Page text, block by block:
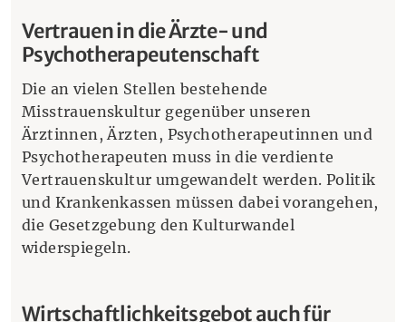
Vertrauen in die Ärzte- und
Psychotherapeutenschaft
Die an vielen Stellen bestehende
Misstrauenskultur gegenüber unseren
Ärztinnen, Ärzten, Psychotherapeutinnen und
Psychotherapeuten muss in die verdiente
Vertrauenskultur umgewandelt werden. Politik
und Krankenkassen müssen dabei vorangehen,
die Gesetzgebung den Kulturwandel
widerspiegeln.
Wirtschaftlichkeitsgebot auch für